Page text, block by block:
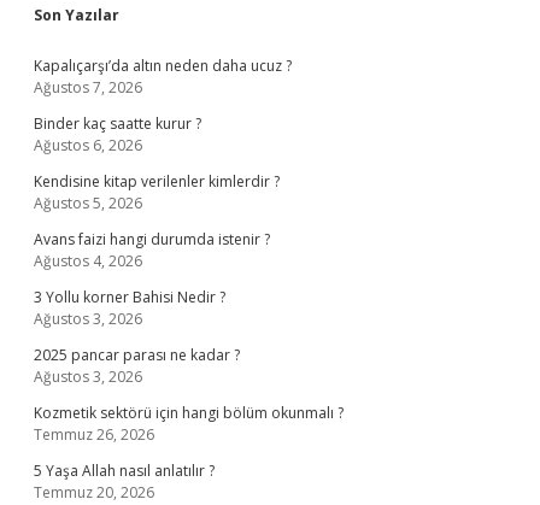
Sidebar
Son Yazılar
Kapalıçarşı’da altın neden daha ucuz ?
Ağustos 7, 2026
Binder kaç saatte kurur ?
Ağustos 6, 2026
Kendisine kitap verilenler kimlerdir ?
Ağustos 5, 2026
Avans faizi hangi durumda istenir ?
Ağustos 4, 2026
3 Yollu korner Bahisi Nedir ?
Ağustos 3, 2026
2025 pancar parası ne kadar ?
Ağustos 3, 2026
Kozmetik sektörü için hangi bölüm okunmalı ?
Temmuz 26, 2026
5 Yaşa Allah nasıl anlatılır ?
Temmuz 20, 2026